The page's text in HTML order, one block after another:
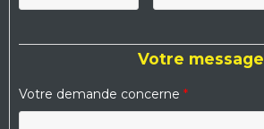
Votre message
Votre demande concerne *